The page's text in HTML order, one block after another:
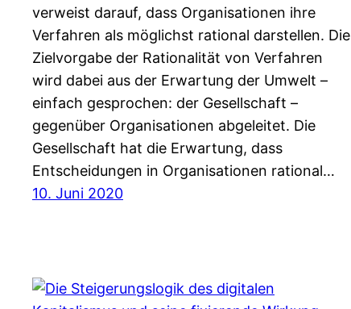
verweist darauf, dass Organisationen ihre
Verfahren als möglichst rational darstellen. Die
Zielvorgabe der Rationalität von Verfahren
wird dabei aus der Erwartung der Umwelt –
einfach gesprochen: der Gesellschaft –
gegenüber Organisationen abgeleitet. Die
Gesellschaft hat die Erwartung, dass
Entscheidungen in Organisationen rational…
10. Juni 2020